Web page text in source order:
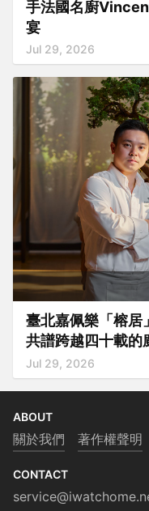
手法國名廚
宴
Jul 29, 2026
臺北嘉佩樂「榕居
共譜跨越四十載的
Jul 29, 2026
ABOUT
關於我們 著作權聲明
CONTACT